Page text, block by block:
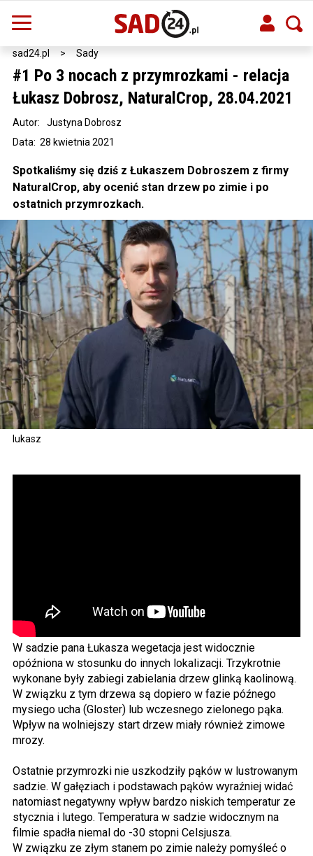
sad24.pl > Sady
lukasz
#1 Po 3 nocach z przymrozkami - relacja
Łukasz Dobrosz, NaturalCrop, 28.04.2021
Data: 28 kwietnia 2021
Autor: Justyna Dobrosz
Spotkaliśmy się dziś z Łukaszem Dobroszem z firmy
NaturalCrop, aby ocenić stan drzew po zimie i po
ostatnich przymrozkach.
W sadzie pana Łukasza wegetacja jest widocznie
opóźniona w stosunku do innych lokalizacji. Trzykrotnie
wykonane były zabiegi zabielania drzew glinką kaolinową.
W związku z tym drzewa są dopiero w fazie późnego
mysiego ucha (Gloster) lub wczesnego zielonego pąka.
Wpływ na wolniejszy start drzew miały również zimowe
mrozy.
Ostatnie przymrozki nie uszkodziły pąków w lustrowanym
sadzie. W gałęziach i podstawach pąków wyraźniej widać
natomiast negatywny wpływ bardzo niskich temperatur ze
stycznia i lutego. Temperatura w sadzie widocznym na
filmie spadła niemal do -30 stopni Celsjusza.
W związku ze złym stanem po zimie należy pomyśleć o